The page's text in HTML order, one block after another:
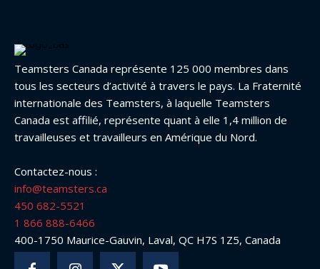
Teamsters Canada représente 125 000 membres dans
tous les secteurs d’activité à travers le pays. La Fraternité
internationale des Teamsters, à laquelle Teamsters
Canada est affilié, représente quant à elle 1,4 million de
travailleuses et travailleurs en Amérique du Nord.
Contactez-nous :
info@teamsters.ca
450 682-5521
1 866 888-6466
400-1750 Maurice-Gauvin, Laval, QC H7S 1Z5, Canada